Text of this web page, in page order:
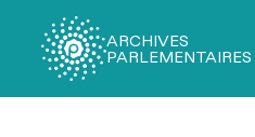
ARCHIVES
PARLEMENTAIRES